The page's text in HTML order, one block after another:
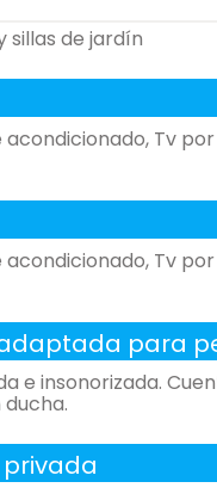
sillas de jardín
Tv
de matrimonio
(135x190 cm.)
Tv
para
e insonorizada.
privada